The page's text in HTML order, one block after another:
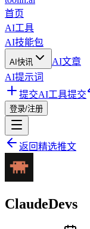
首页
AI工具
AI技能包
AI快讯
AI文章
AI提示词
提交AI工具提交
登录/注册
返回精选推文
ClaudeDevs